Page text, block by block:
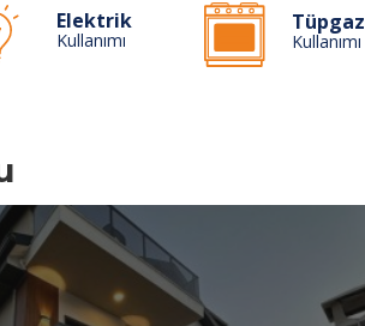
Elektrik
Kullanımı
Tüpgaz
Kullanımı